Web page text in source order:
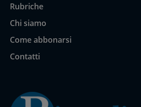
Rubriche
Chi siamo
Come abbonarsi
Contatti